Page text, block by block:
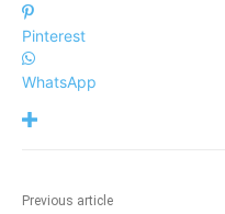
Pinterest
WhatsApp
Previous article